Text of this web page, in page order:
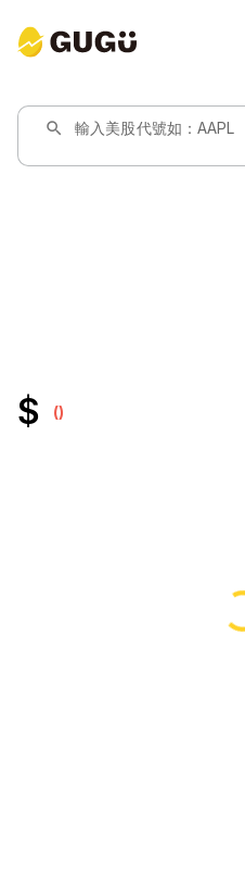
search 輸入美股代號如：AAPL
$ ()